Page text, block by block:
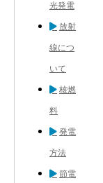
光発電
放射
線につ
いて
核燃
料
発電
方法
節電